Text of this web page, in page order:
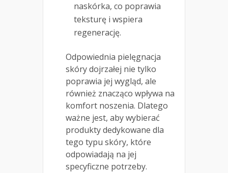
naskórka, co poprawia
teksturę i wspiera
regenerację.
Odpowiednia pielęgnacja
skóry dojrzałej nie tylko
poprawia jej wygląd, ale
również znacząco wpływa na
komfort noszenia. Dlatego
ważne jest, aby wybierać
produkty dedykowane dla
tego typu skóry, które
odpowiadają na jej
specyficzne potrzeby.